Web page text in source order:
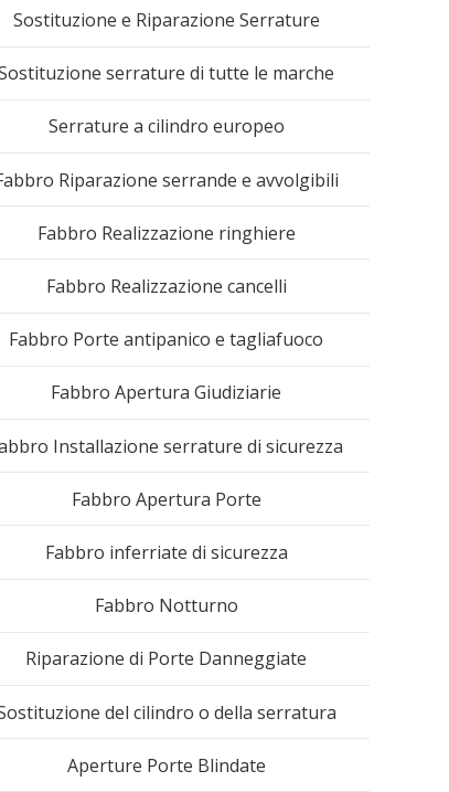
Sostituzione e Riparazione Serrature
serrature di tutte le marche
Serrature a cilindro europeo
Riparazione serrande e avvolgibili
Fabbro Realizzazione ringhiere
Fabbro Realizzazione cancelli
Fabbro Porte antipanico e tagliafuoco
Fabbro Apertura Giudiziarie
Installazione serrature di sicurezza
Fabbro Apertura Porte
Fabbro inferriate di sicurezza
Fabbro Notturno
Riparazione di Porte Danneggiate
del cilindro o della serratura
Aperture Porte Blindate